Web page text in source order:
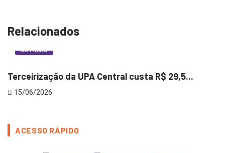
Relacionados
NOTÍCIAS
Terceirização da UPA Central custa R$ 29,5...
15/06/2026
ACESSO RÁPIDO